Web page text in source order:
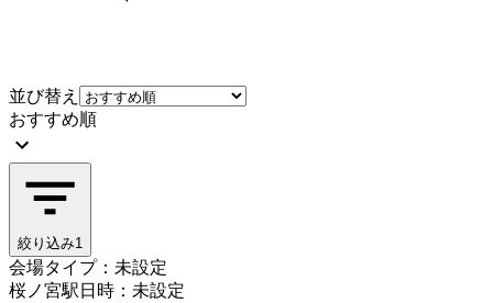
並び替え
おすすめ順
絞り込み1
会場タイプ：未設定
桜ノ宮駅日時：未設定